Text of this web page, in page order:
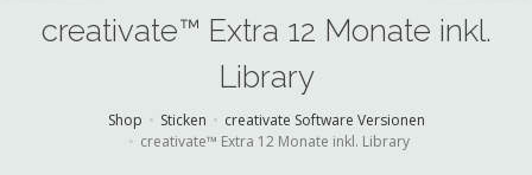
creativate™ Extra 12 Monate inkl.
Library
Shop Sticken
creativate Software Versionen
creativate™ Extra 12 Monate inkl. Library